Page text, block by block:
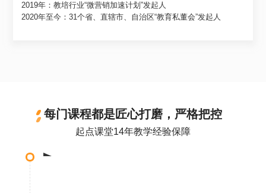
2019年：教培行业“微营销加速计划”发起人
2020年至今：31个省、直辖市、自治区“教育私董会”发起人
每门课程都是匠心打磨，严格把控
起点课堂14年教学经验保障